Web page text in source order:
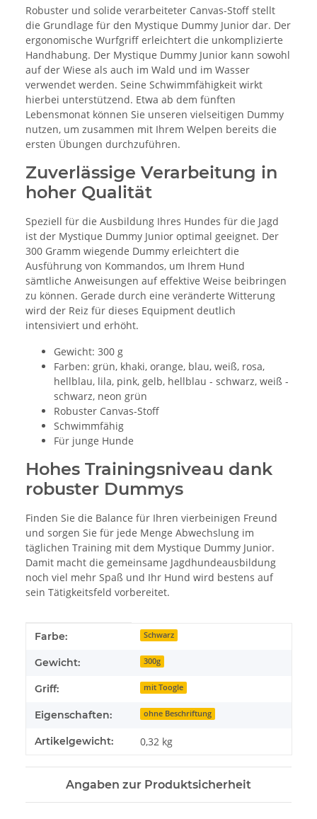
Robuster und solide verarbeiteter Canvas-Stoff stellt
die Grundlage für den Mystique Dummy Junior dar. Der
ergonomische Wurfgriff erleichtert die unkomplizierte
Handhabung. Der Mystique Dummy Junior kann sowohl
auf der Wiese als auch im Wald und im Wasser
verwendet werden. Seine Schwimmfähigkeit wirkt
hierbei unterstützend. Etwa ab dem fünften
Lebensmonat können Sie unseren vielseitigen Dummy
nutzen, um zusammen mit Ihrem Welpen bereits die
ersten Übungen durchzuführen.
Zuverlässige Verarbeitung in
hoher Qualität
Speziell für die Ausbildung Ihres Hundes für die Jagd
ist der Mystique Dummy Junior optimal geeignet. Der
300 Gramm wiegende Dummy erleichtert die
Ausführung von Kommandos, um Ihrem Hund
sämtliche Anweisungen auf effektive Weise beibringen
zu können. Gerade durch eine veränderte Witterung
wird der Reiz für dieses Equipment deutlich
intensiviert und erhöht.
Gewicht: 300 g
Farben: grün, khaki, orange, blau, weiß, rosa,
hellblau, lila, pink, gelb, hellblau - schwarz, weiß -
schwarz, neon grün
Robuster Canvas-Stoff
Schwimmfähig
Für junge Hunde
Hohes Trainingsniveau dank
robuster Dummys
Finden Sie die Balance für Ihren vierbeinigen Freund
und sorgen Sie für jede Menge Abwechslung im
täglichen Training mit dem Mystique Dummy Junior.
Damit macht die gemeinsame Jagdhundeausbildung
noch viel mehr Spaß und Ihr Hund wird bestens auf
sein Tätigkeitsfeld vorbereitet.
Produkteigenschaft
Wert
Farbe: Schwarz
Gewicht: 300g
Griff: mit Toogle
Eigenschaften: ohne Beschriftung
Artikelgewicht: 0,32 kg
Angaben zur Produktsicherheit